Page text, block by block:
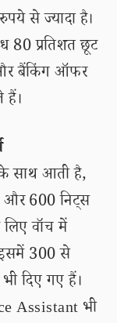
से ज्यादा है।
80 प्रतिशत छूट
बैंकिंग ऑफर
साथ आती है,
और 600 निट्स
लिए वॉच में
300 से
दिए गए हैं।
Assistant भी